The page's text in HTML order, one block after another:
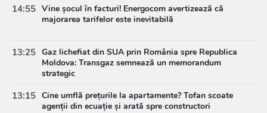
14:55 Vine șocul în facturi! Energocom avertizează că
majorarea tarifelor este inevitabilă
13:25 Gaz lichefiat din SUA prin România spre Republica
Moldova: Transgaz semnează un memorandum
strategic
13:15 Cine umflă prețurile la apartamente? Tofan scoate
agenții din ecuație și arată spre constructori